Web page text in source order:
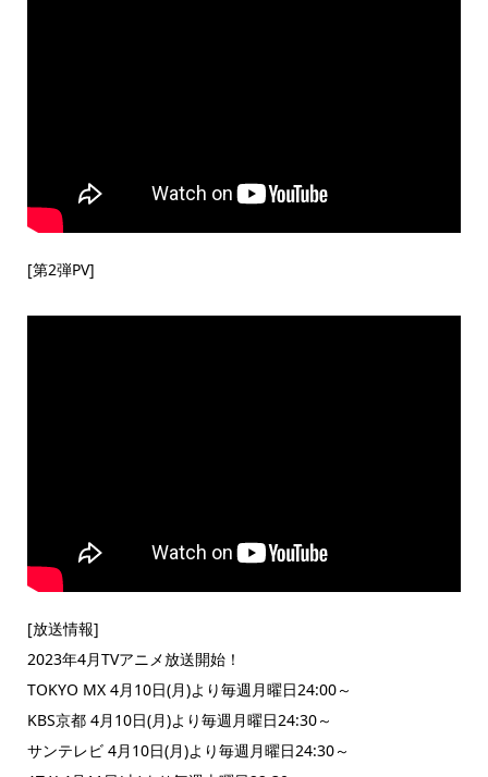
[第2弾PV]
[放送情報]
2023年4月TVアニメ放送開始！
TOKYO MX 4月10日(月)より毎週月曜日24:00～
KBS京都 4月10日(月)より毎週月曜日24:30～
サンテレビ 4月10日(月)より毎週月曜日24:30～